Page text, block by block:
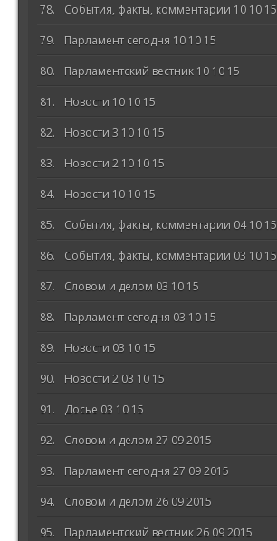
События, факты, комментарии 10 10 15
Парламент сегодня 10 10 15
Парламентский вестник 10 10 15
Новости 10 10 15
Новости 3 10 10 15
Новости 2 10 10 15
Новости 10 10 15
События, факты, комментарии 04 10 15
События, факты, комментарии 03 10 15
Словом и делом 03 10 15
Парламент сегодня 03 10 15
Новости 03 10 15
Новости 2 03 10 15
Досье 03 10 15
Словом и делом 27 09 2015
Парламент сегодня 27 09 2015
Словом и делом 26 09 2015
Парламентский вестник 26 09 2015